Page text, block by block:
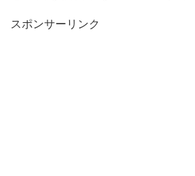
スポンサーリンク